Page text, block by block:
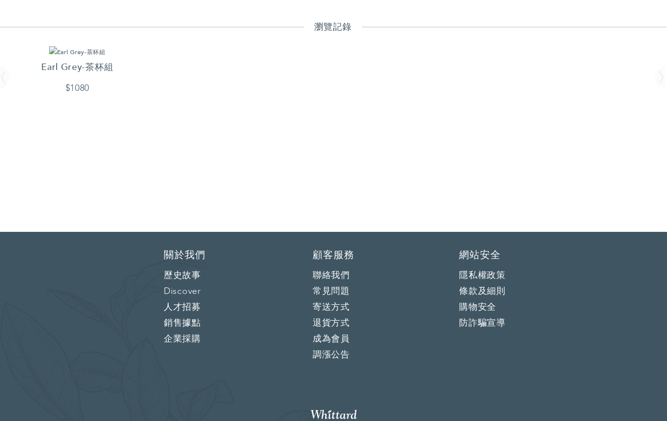
瀏覽記錄
Earl Grey-茶杯組
$1080
關於我們
歷史故事
Discover
人才招募
銷售據點
企業採購
顧客服務
聯絡我們
常見問題
寄送方式
退貨方式
成為會員
調漲公告
網站安全
隱私權政策
條款及細則
購物安全
防詐騙宣導